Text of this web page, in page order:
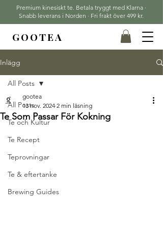
Premium kinesiskt te. Betala tryggt med Klarna ·
Snabb leverans i Norden · Fri frakt över 499 kr.
GOOTEA
Inlägg
All Posts
Te och Kultur
Te Recept
Teprovningar
Te & eftertanke
Brewing Guides
All Posts
Te Som Passar För Kokning
gootea
13 nov. 2024 2 min läsning